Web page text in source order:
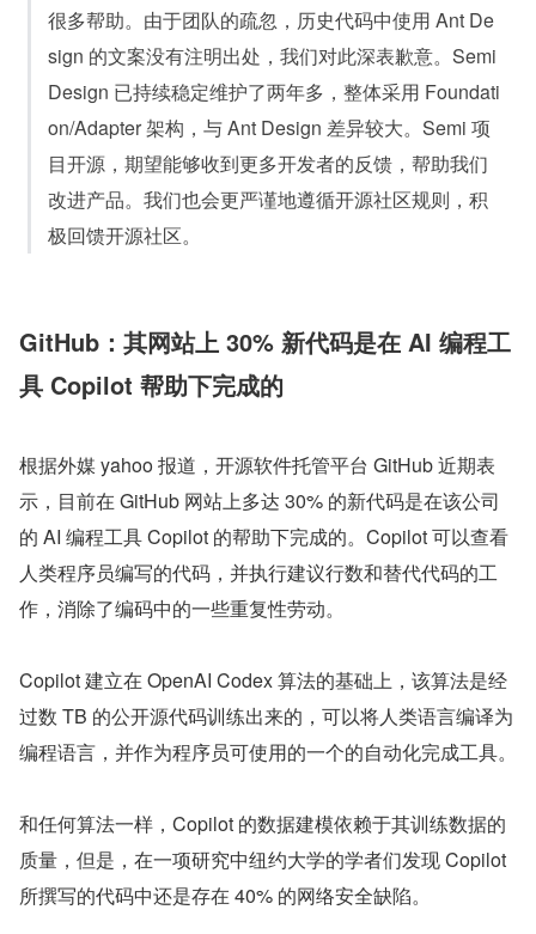
很多帮助。由于团队的疏忽，历史代码中使用 Ant De
sign 的文案没有注明出处，我们对此深表歉意。Semi
Design 已持续稳定维护了两年多，整体采用 Foundati
on/Adapter 架构，与 Ant Design 差异较大。Semi 项
目开源，期望能够收到更多开发者的反馈，帮助我们
改进产品。我们也会更严谨地遵循开源社区规则，积
极回馈开源社区。
GitHub：其网站上 30% 新代码是在 AI 编程工
具 Copilot 帮助下完成的
根据外媒 yahoo 报道，开源软件托管平台 GitHub 近期表
示，目前在 GitHub 网站上多达 30% 的新代码是在该公司
的 AI 编程工具 Copilot 的帮助下完成的。Copilot 可以查看
人类程序员编写的代码，并执行建议行数和替代代码的工
作，消除了编码中的一些重复性劳动。
Copilot 建立在 OpenAI Codex 算法的基础上，该算法是经
过数 TB 的公开源代码训练出来的，可以将人类语言编译为
编程语言，并作为程序员可使用的一个的自动化完成工具。
和任何算法一样，Copilot 的数据建模依赖于其训练数据的
质量，但是，在一项研究中纽约大学的学者们发现 Copilot
所撰写的代码中还是存在 40% 的网络安全缺陷。